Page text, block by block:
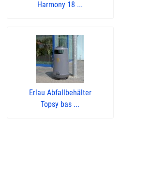
Harmony 18 ...
Erlau Abfallbehälter
Topsy bas ...